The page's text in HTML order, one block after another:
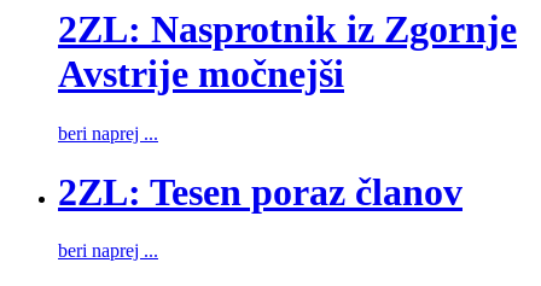
2ZL: Nasprotnik iz Zgornje
Avstrije močnejši
beri naprej ...
2ZL: Tesen poraz članov
beri naprej ...